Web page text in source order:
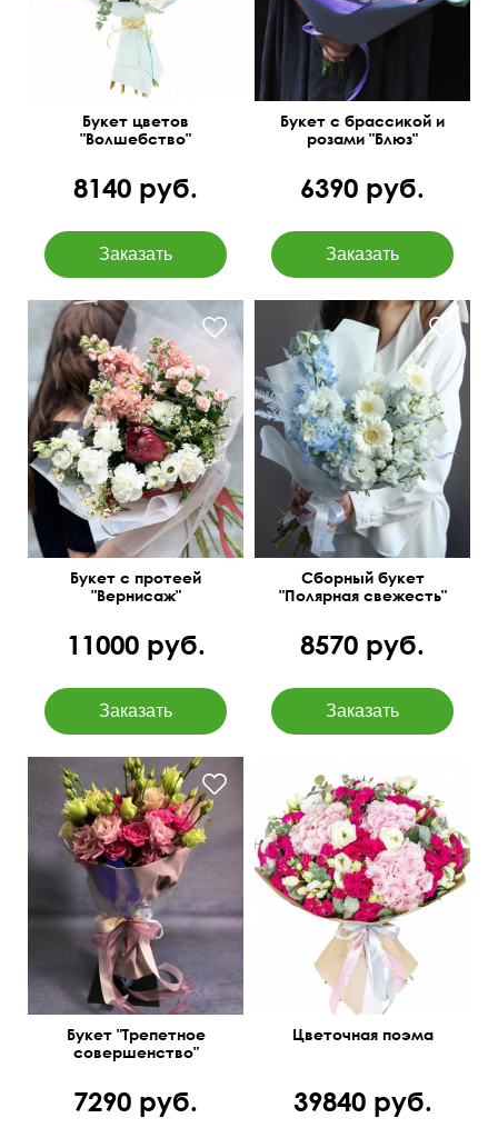
Букет цветов
"Волшебство"
8140 руб.
Букет с брассикой и
розами "Блюз"
6390 руб.
Упаковка в корейском
стиле
Букет с протеей
"Вернисаж"
11000 руб.
Дельфиниум, эустома,
маттиола, амбрелла,
упаковка, лента...
Сборный букет
"Полярная свежесть"
8570 руб.
50 см 30 см
Букет "Трепетное
совершенство"
7290 руб.
55 см 55 см
Цветочная поэма
39840 руб.